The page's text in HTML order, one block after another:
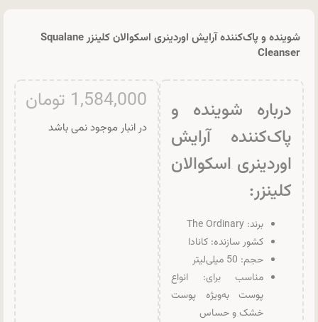
شوینده و پاک‌کننده آرایش اوردینری اسکوالان کلینزر Squalane
Cleanser
درباره شوینده و
پاک‌کننده آرایش
اوردینری اسکوالان
کلینزر:
برند: The Ordinary
کشور سازنده: کانادا
حجم: 50 میلی‌لیتر
مناسب برای: انواع
پوست به‌ویژه پوست
خشک و حساس
1,584,000 تومان
در انبار موجود نمی باشد